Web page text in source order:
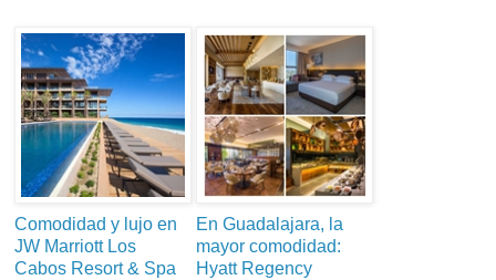
Comodidad y lujo en
JW Marriott Los
Cabos Resort & Spa
En Guadalajara, la
mayor comodidad:
Hyatt Regency